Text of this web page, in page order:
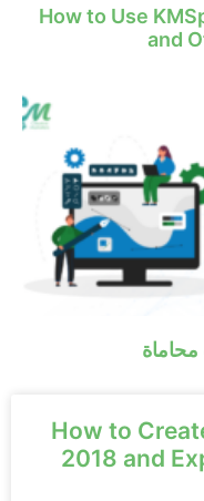
How to Use
How to
2018 and